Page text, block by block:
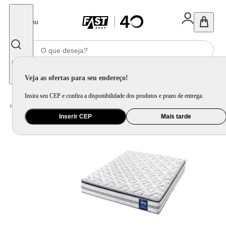
Menu
Veja as ofertas para seu endereço!
Insira seu CEP e confira a disponibilidade dos produtos e prazo de entrega.
Inserir CEP Mais tarde
Home